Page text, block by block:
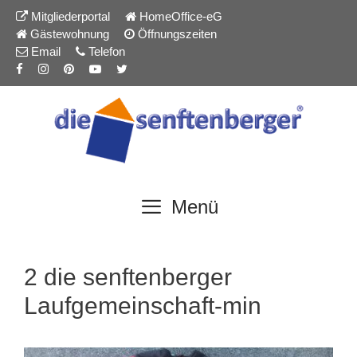
springen
Zum
Inhalt
springen
Mitgliederportal
HomeOffice-eG
Gästewohnung
Öffnungszeiten
Email
Telefon
Menü
2 die senftenberger
Laufgemeinschaft-min